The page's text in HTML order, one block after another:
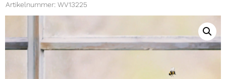
Artikelnummer: WV13225